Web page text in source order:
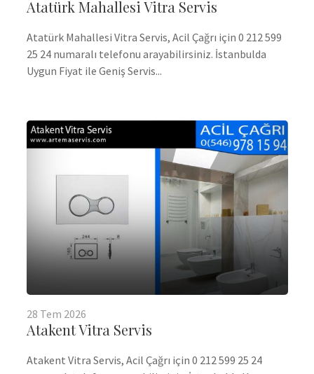
Atatürk Mahallesi Vitra Servis
Atatürk Mahallesi Vitra Servis, Acil Çağrı için 0 212 599
25 24 numaralı telefonu arayabilirsiniz. İstanbulda
Uygun Fiyat ile Geniş Servis...
28 Tem 2026
Atakent Vitra Servis
Atakent Vitra Servis, Acil Çağrı için 0 212 599 25 24